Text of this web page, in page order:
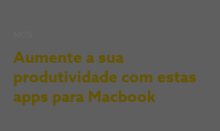
Aumente a sua
produtividade com estas
apps para Macbook